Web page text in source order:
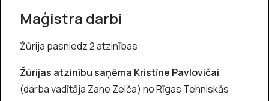
Maģistra darbi
Žūrija pasniedz 2 atzinības
Žūrijas atzinību saņēma Kristīne Pavlovičai
(darba vadītāja Zane Zelča) no Rīgas Tehniskās